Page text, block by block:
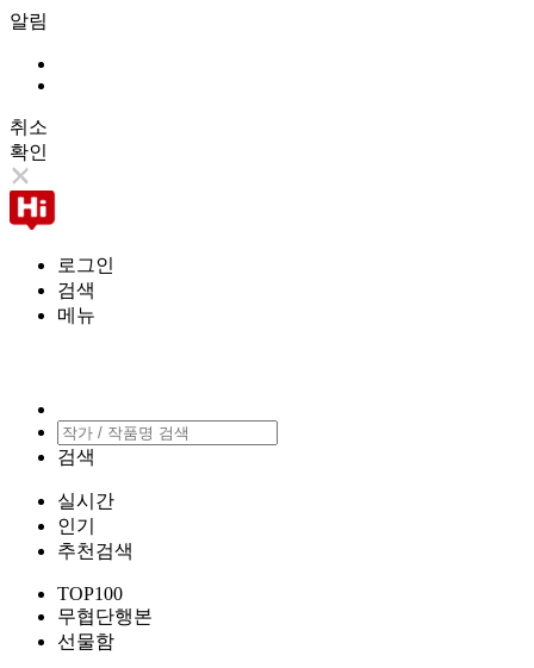
알림
취소
확인
로그인
검색
메뉴
검색
실시간
인기
추천검색
TOP100
무협단행본
선물함